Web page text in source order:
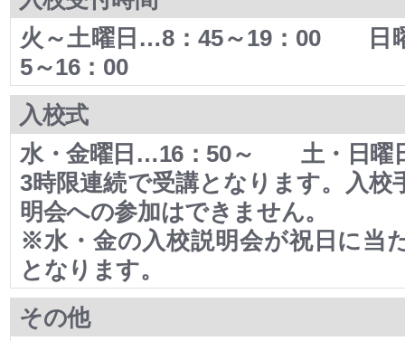
火～土曜日…8：45～19：00 日
5～16：00
入校式
水・金曜日…16：50～ 土・日曜
3時限連続で受講となります。入校
明会への参加はできません。
※水・金の入校説明会が祝日に当
となります。
その他